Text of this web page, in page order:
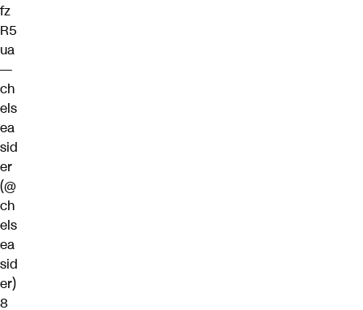
fz
R5
ua
—
ch
els
ea
sid
er
(@
ch
els
ea
sid
er)
8